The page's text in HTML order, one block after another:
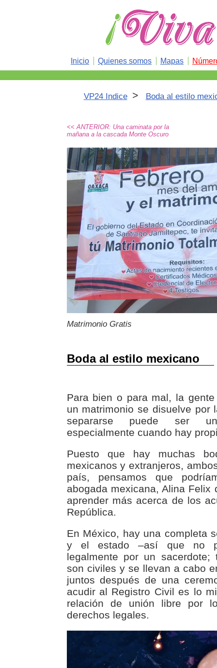
Inicio Quienes somos Mapas
VP24 Indice > Boda al estilo
<< ANTERIOR: Una caminata por la
mañana a la cascada Monte Oscuro
Matrimonio Gratis
Boda al estilo mexicano
Para bien o para mal, la
un matrimonio se disuelve por
separarse puede ser
especialmente cuando hay
Puesto que hay muchas
mexicanos y extranjeros,
país, pensamos que
abogada mexicana, Alina Felix
aprender más acerca de los
República.
En México, hay una completa
y el estado –así que no
legalmente por un sacerdote;
son civiles y se llevan a cabo
juntos después de una
acudir al Registro Civil es lo
relación de unión libre por
derechos legales.